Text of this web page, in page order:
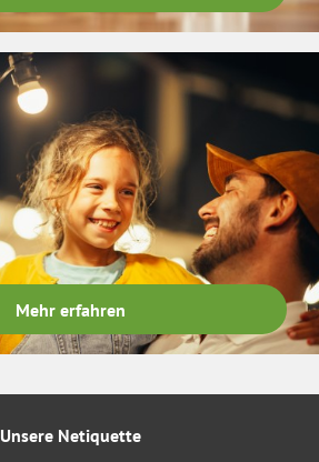
Mehr erfahren
Unsere Netiquette